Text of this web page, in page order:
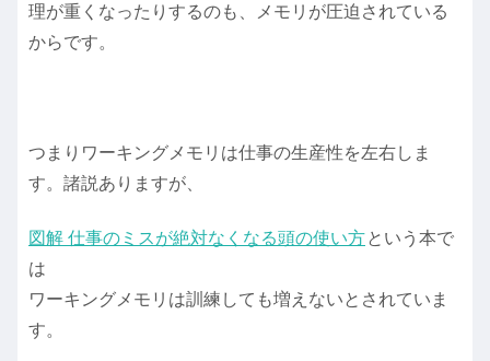
理が重くなったりするのも、メモリが圧迫されている
からです。
つまりワーキングメモリは仕事の生産性を左右しま
す。諸説ありますが、
図解 仕事のミスが絶対なくなる頭の使い方という本で
は
ワーキングメモリは訓練しても増えないとされていま
す。